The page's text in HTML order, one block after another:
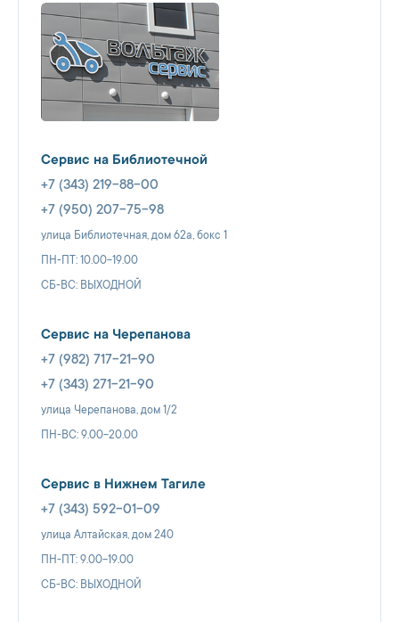
Сервис на Библиотечной
+7 (343) 219-88-00
+7 (950) 207-75-98
улица Библиотечная, дом 62а, бокс 1
ПН-ПТ: 10.00-19.00
СБ-ВС: ВЫХОДНОЙ
Сервис на Черепанова
+7 (982) 717-21-90
+7 (343) 271-21-90
улица Черепанова, дом 1/2
ПН-ВС: 9.00-20.00
Сервис в Нижнем Тагиле
+7 (343) 592-01-09
улица Алтайская, дом 240
ПН-ПТ: 9.00-19.00
СБ-ВС: ВЫХОДНОЙ